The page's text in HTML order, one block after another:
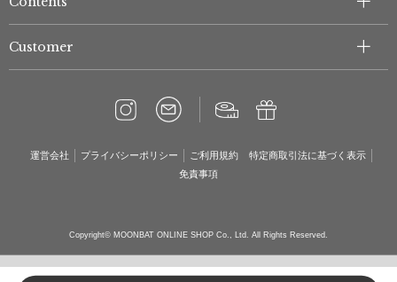
Customer
運営会社 プライバシーポリシー ご利用規約
特定商取引法に基づく表示
免責事項
Copyright© MOONBAT ONLINE SHOP Co., Ltd. All Rights Reserved.